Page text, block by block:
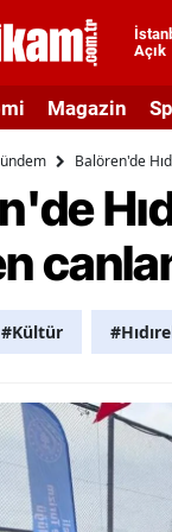
Açık
Magazin
Balören'de
#Kültür